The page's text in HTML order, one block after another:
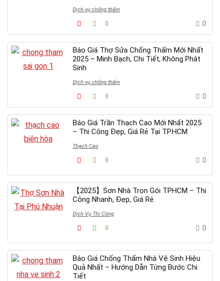
Dịch vụ chống thấm
0 0
Báo Giá Thợ Sửa Chống Thấm Mới Nhất
2025 – Minh Bạch, Chi Tiết, Không Phát
Sinh
Dịch vụ chống thấm
0 0
Báo Giá Trần Thạch Cao Mới Nhất 2025
– Thi Công Đẹp, Giá Rẻ Tại TP.HCM
Thạch Cao
0 0
【2025】Sơn Nhà Trọn Gói TPHCM – Thi
Công Nhanh, Đẹp, Giá Rẻ
Dịch Vụ Thi Công
0 0
Báo Giá Chống Thấm Nhà Vệ Sinh Hiệu
Quả Nhất – Hướng Dẫn Từng Bước Chi
Tiết